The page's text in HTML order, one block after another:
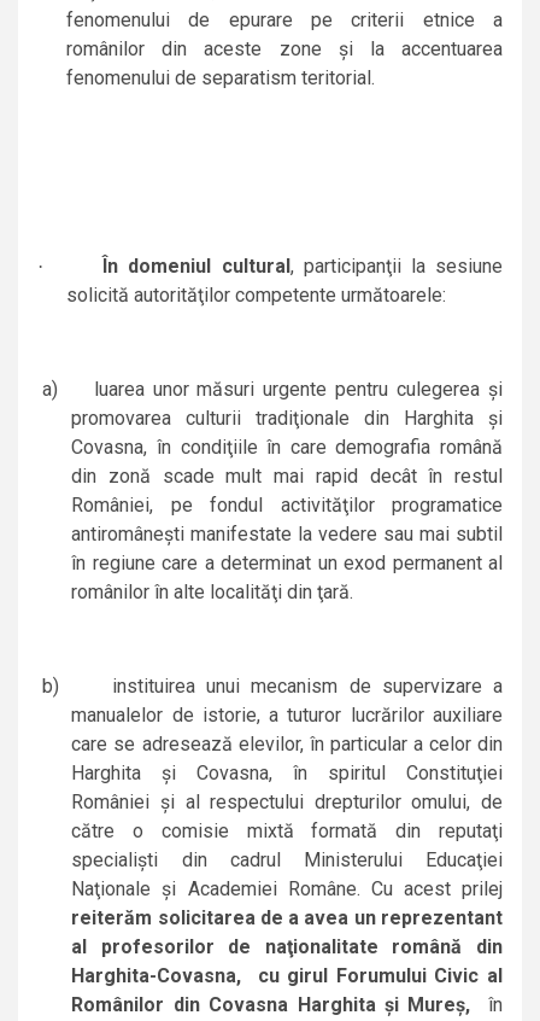
fenomenului de epurare pe criterii etnice a
românilor din aceste zone şi la accentuarea
fenomenului de separatism teritorial.
· În domeniul cultural , participanţii la sesiune
solicită autorităţilor competente următoarele:
a)
luarea unor măsuri urgente pentru culegerea şi
promovarea culturii tradiţionale din Harghita şi
Covasna, în condiţiile în care demografia română
din zonă scade mult mai rapid decât în restul
României, pe fondul activităţilor programatice
antiromâneşti manifestate la vedere sau mai subtil
în regiune care a determinat un exod permanent al
românilor în alte localităţi din ţară.
b)
instituirea unui mecanism de supervizare a
manualelor de istorie, a tuturor lucrărilor auxiliare
care se adresează elevilor, în particular a celor din
Harghita şi Covasna, în spiritul Constituţiei
României şi al respectului drepturilor omului, de
către o comisie mixtă formată din reputaţi
specialişti din cadrul Ministerului Educaţiei
Naţionale şi Academiei Române. Cu acest prilej
reiterăm solicitarea de a avea un reprezentant
al profesorilor de naţionalitate română din
Harghita-Covasna,
cu girul Forumului Civic al
Românilor din Covasna Harghita şi Mureş,
în